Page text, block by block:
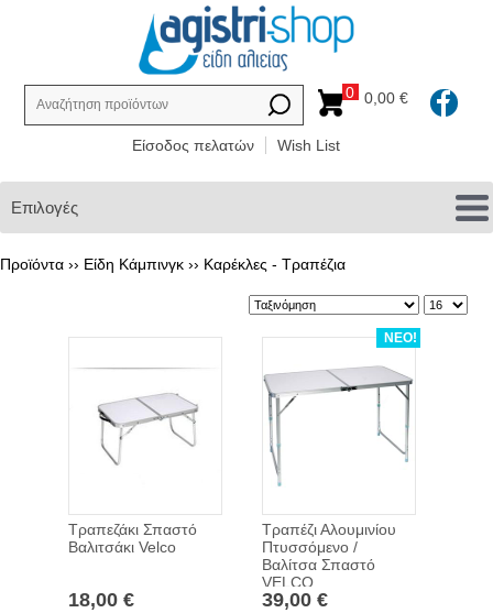
Είσοδος πελατών Wish List
0 0,00 €
Επιλογές
Προϊόντα ›› Είδη Κάμπινγκ ›› Καρέκλες - Τραπέζια
18,00 €
Τραπεζάκι Σπαστό
Βαλιτσάκι Velco
ΝΕΟ!
39,00 €
Τραπέζι Αλουμινίου
Πτυσσόμενο /
Βαλίτσα Σπαστό
VELCO
120x60x70/62/55cm